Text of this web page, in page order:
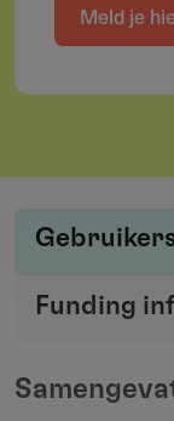
Meld je
verstrekker
Funding